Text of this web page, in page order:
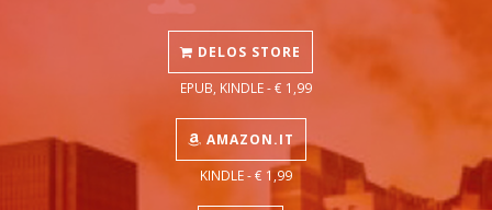
DELOS STORE
EPUB, KINDLE - € 1,99
AMAZON.IT
KINDLE - € 1,99